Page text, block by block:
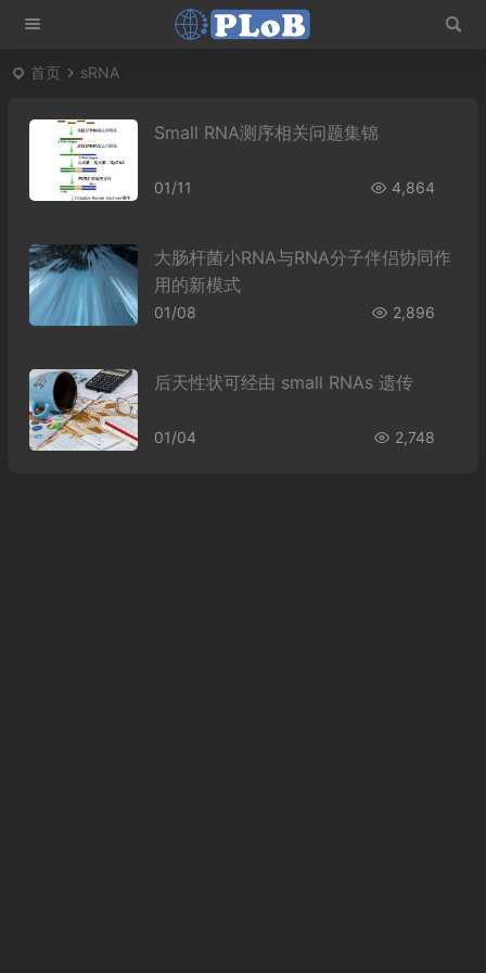
首页 sRNA
Small RNA测序相关问题集锦
01/11 4,864
大肠杆菌小RNA与RNA分子伴侣协同作
用的新模式
01/08 2,896
后天性状可经由 small RNAs 遗传
01/04 2,748